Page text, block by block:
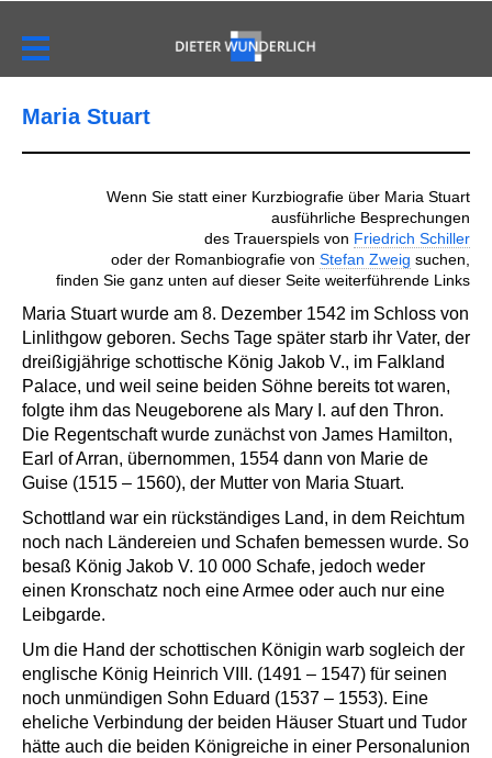
Maria Stuart
Wenn Sie statt einer Kurzbiografie über Maria Stuart
ausführliche Besprechungen
des Trauerspiels von Friedrich Schiller
oder der Romanbiografie von Stefan Zweig suchen,
finden Sie ganz unten auf dieser Seite weiterführende Links
Maria Stuart wurde am 8. Dezember 1542 im Schloss von
Linlithgow geboren. Sechs Tage später starb ihr Vater, der
dreißigjährige schottische König Jakob V., im Falkland
Palace, und weil seine beiden Söhne bereits tot waren,
folgte ihm das Neugeborene als Mary I. auf den Thron.
Die Regentschaft wurde zunächst von James Hamilton,
Earl of Arran, übernommen, 1554 dann von Marie de
Guise (1515 – 1560), der Mutter von Maria Stuart.
Schottland war ein rückständiges Land, in dem Reichtum
noch nach Ländereien und Schafen bemessen wurde. So
besaß König Jakob V. 10 000 Schafe, jedoch weder
einen Kronschatz noch eine Armee oder auch nur eine
Leibgarde.
Um die Hand der schottischen Königin warb sogleich der
englische König Heinrich VIII. (1491 – 1547) für seinen
noch unmündigen Sohn Eduard (1537 – 1553). Eine
eheliche Verbindung der beiden Häuser Stuart und Tudor
hätte auch die beiden Königreiche in einer Personalunion